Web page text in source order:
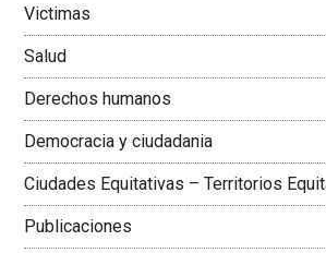
Victimas
Salud
Derechos humanos
Democracia y ciudadania
Ciudades Equitativas – Territorios
Publicaciones